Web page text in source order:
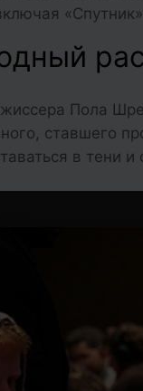
Пола
ставшего
в тени